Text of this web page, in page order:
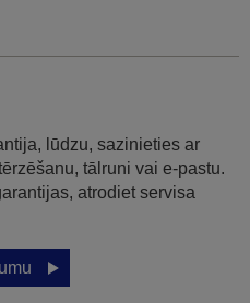
lūdzu, sazinieties ar
tālruni vai e-pastu.
atrodiet servisa